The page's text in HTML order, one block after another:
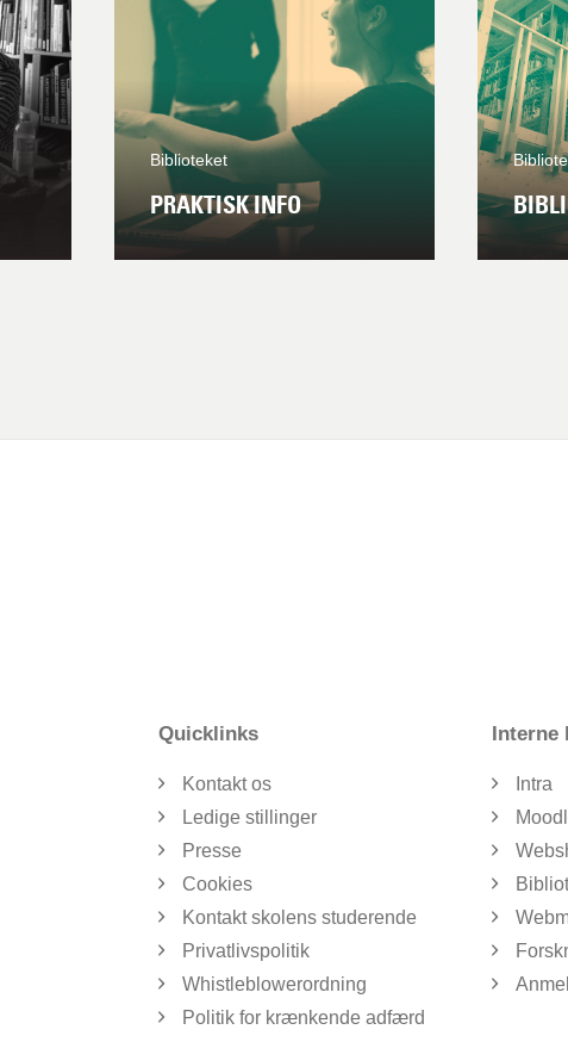
Biblioteket
PRAKTISK INFO
Quicklinks
Kontakt os
Ledige stillinger
Presse
Cookies
Kontakt skolens studerende
Privatlivspolitik
Whistleblowerordning
Politik for krænkende adfærd
Interne
Intra